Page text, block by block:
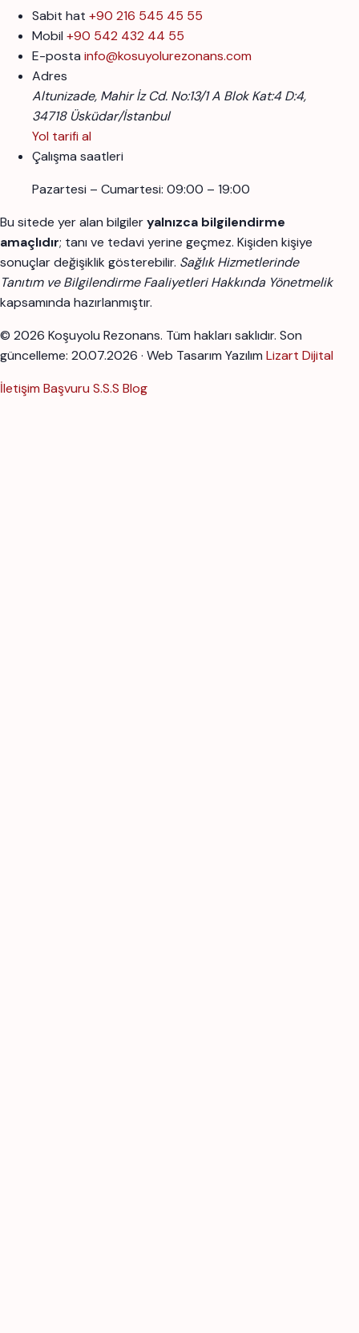
Sabit hat +90 216 545 45 55
Mobil +90 542 432 44 55
E-posta info@kosuyolurezonans.com
Adres
Altunizade, Mahir İz Cd. No:13/1 A Blok Kat:4 D:4,
34718 Üsküdar/İstanbul
Yol tarifi al
Çalışma saatleri
Pazartesi – Cumartesi: 09:00 – 19:00
Bu sitede yer alan bilgileryalnızca bilgilendirme
amaçlıdır; tanı ve tedavi yerine geçmez. Kişiden kişiye
sonuçlar değişiklik gösterebilir. Sağlık Hizmetlerinde
Tanıtım ve Bilgilendirme Faaliyetleri Hakkında Yönetmelik
kapsamında hazırlanmıştır.
© 2026 Koşuyolu Rezonans. Tüm hakları saklıdır. Son
güncelleme: 20.07.2026 · Web Tasarım Yazılım Lizart Dijital
İletişim Başvuru S.S.S Blog